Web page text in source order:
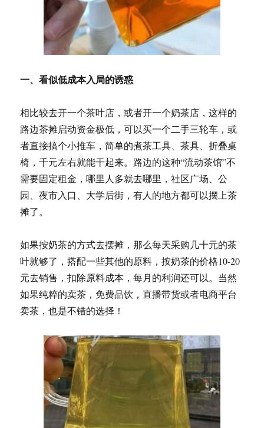
一、看似低成本入局的诱惑
相比较去开一个茶叶店，或者开一个奶茶店，这样的
路边茶摊启动资金极低，可以买一个二手三轮车，或
者直接搞个小推车，简单的煮茶工具、茶具、折叠桌
椅，千元左右就能干起来。路边的这种“流动茶馆”不
需要固定租金，哪里人多就去哪里，社区广场、公
园、夜市入口、大学后街，有人的地方都可以摆上茶
摊了。
如果按奶茶的方式去摆摊，那么每天采购几十元的茶
叶就够了，搭配一些其他的原料，按奶茶的价格10-20
元去销售，扣除原料成本，每月的利润还可以。当然
如果纯粹的卖茶，免费品饮，直播带货或者电商平台
卖茶，也是不错的选择！